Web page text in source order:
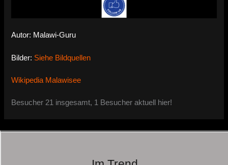
Autor: Malawi-Guru
Bilder: Siehe Bildquellen
Wikipedia Malawisee
Besucher 21 insgesamt, 1 Besucher aktuell hier!